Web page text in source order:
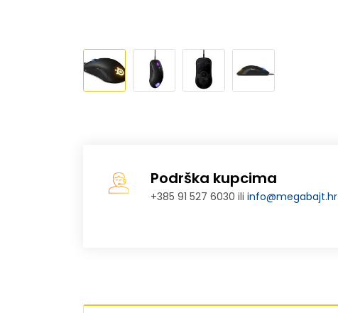
Podrška kupcima
+385 91 527 6030 iliinfo@megabajt.hr